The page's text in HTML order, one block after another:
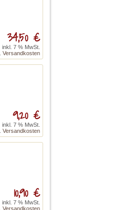
34,50 €
inkl. 7 % MwSt.
Versandkosten
9,20 €
inkl. 7 % MwSt.
Versandkosten
10,90 €
inkl. 7 % MwSt.
Versandkosten